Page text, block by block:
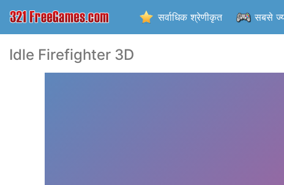
सर्वाधिक श्रेणीकृत सबसे
Idle Firefighter 3D